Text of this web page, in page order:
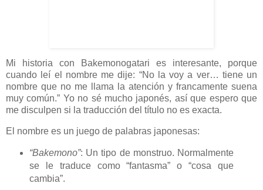
Mi historia con Bakemonogatari es interesante, porque
cuando leí el nombre me dije: “No la voy a ver… tiene un
nombre que no me llama la atención y francamente suena
muy común.” Yo no sé mucho japonés, así que espero que
me disculpen si la traducción del título no es exacta.
El nombre es un juego de palabras japonesas:
“Bakemono”: Un tipo de monstruo. Normalmente
se le traduce como “fantasma” o “cosa que
cambia”.